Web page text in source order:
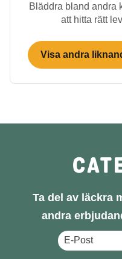
Bläddra bland andra
att hitta rätt
Visa andra
Ta del av läckra
andra